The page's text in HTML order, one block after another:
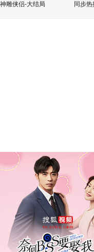
神雕侠侣-大结局 同步